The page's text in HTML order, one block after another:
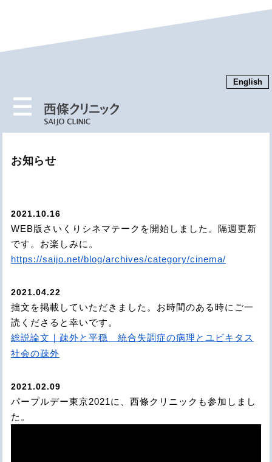
English
お知らせ
2021.10.16
WEB版さいくりシネマテークを開始しました。隔週更新
です。お楽しみに。
https://saijo.net/blog/archives/category/cinema/
2021.04.22
拙文を掲載していただきました。お時間のある時にご一
読くださると幸いです。
総説論文｜疎外と平穏 統合失調症の病理とユビキタス
社会の疎外
2021.02.09
パープルデー東京2021に、西條クリニックも参加しまし
た。